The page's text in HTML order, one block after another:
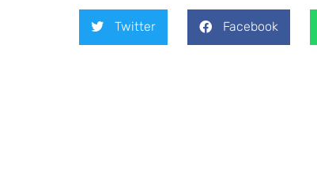
Twitter Facebook